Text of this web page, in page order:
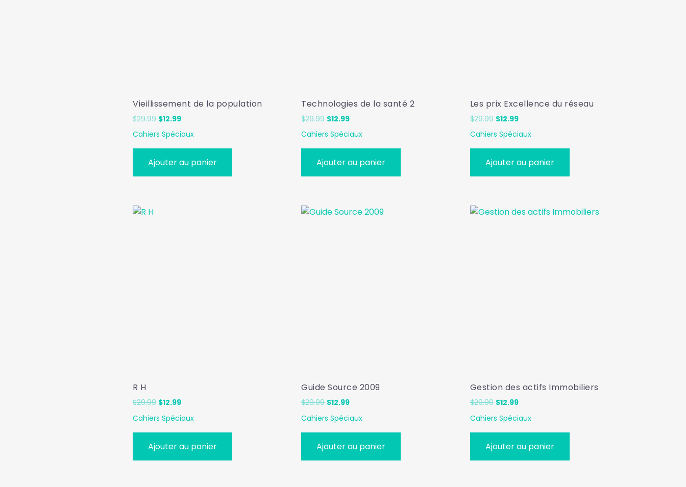
Vieillissement de la population
$29.99 Le
initial
était :
$29.99.
$12.99Le
actuel
est :
$12.99.
Cahiers Spéciaux
Ajouter au panier
Technologies de la santé 2
$29.99 Le
initial
était :
$29.99.
$12.99Le
actuel
est :
$12.99.
Cahiers Spéciaux
Ajouter au panier
Les prix Excellence du réseau
$29.99 Le
initial
était :
$29.99.
$12.99Le
actuel
est :
$12.99.
Cahiers Spéciaux
Ajouter au panier
R H
$29.99 Le
initial
était :
$29.99.
$12.99Le
actuel
est :
$12.99.
Cahiers Spéciaux
Ajouter au panier
Guide Source 2009
$29.99 Le
initial
était :
$29.99.
$12.99Le
actuel
est :
$12.99.
Cahiers Spéciaux
Ajouter au panier
Gestion des actifs Immobiliers
$29.99 Le
initial
était :
$29.99.
$12.99Le
actuel
est :
$12.99.
Cahiers Spéciaux
Ajouter au panier